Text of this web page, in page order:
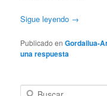
Sigue leyendo →
Publicado en Gordailua-
una respuesta
Buscar